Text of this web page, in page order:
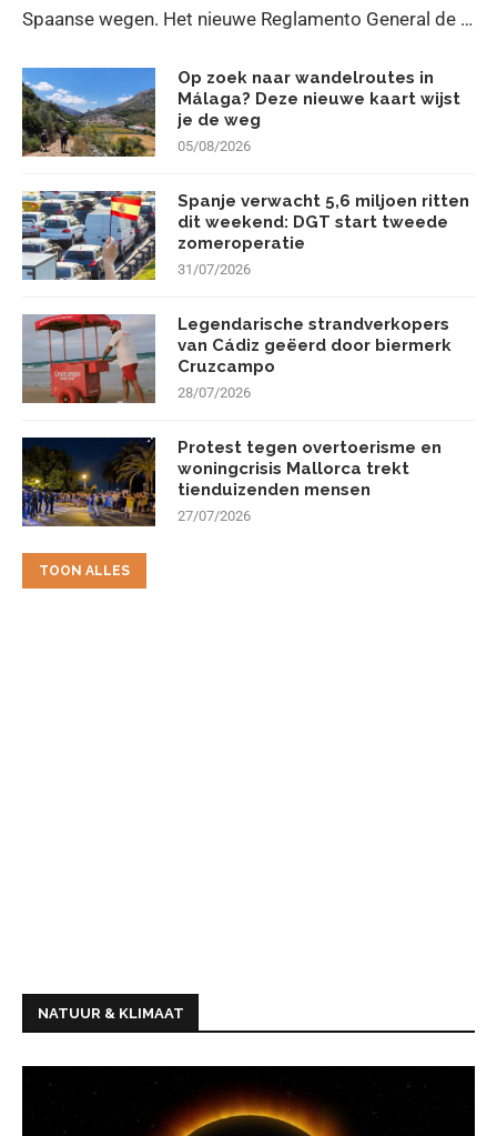
Spaanse wegen. Het nieuwe Reglamento General de …
Op zoek naar wandelroutes in
Málaga? Deze nieuwe kaart wijst
je de weg
05/08/2026
Spanje verwacht 5,6 miljoen ritten
dit weekend: DGT start tweede
zomeroperatie
31/07/2026
Legendarische strandverkopers
van Cádiz geëerd door biermerk
Cruzcampo
28/07/2026
Protest tegen overtoerisme en
woningcrisis Mallorca trekt
tienduizenden mensen
27/07/2026
TOON ALLES
NATUUR & KLIMAAT